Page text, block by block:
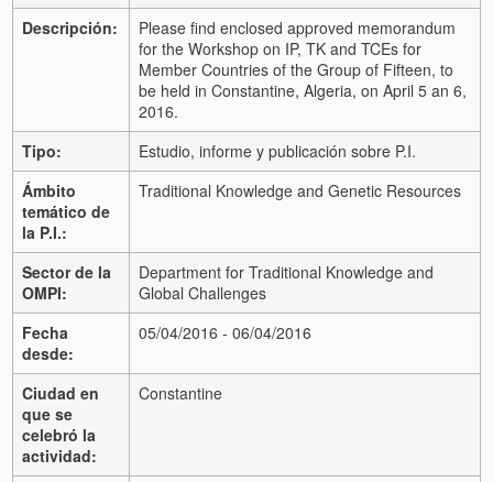
Descripción:
Please find enclosed approved memorandum
for the Workshop on IP, TK and TCEs for
Member Countries of the Group of Fifteen, to
be held in Constantine, Algeria, on April 5 an 6,
2016.
Tipo:
Estudio, informe y publicación sobre P.I.
Ámbito
temático de
la P.I.:
Traditional Knowledge and Genetic Resources
Sector de la
OMPI:
Department for Traditional Knowledge and
Global Challenges
Fecha
desde:
05/04/2016 - 06/04/2016
Ciudad en
que se
celebró la
actividad:
Constantine